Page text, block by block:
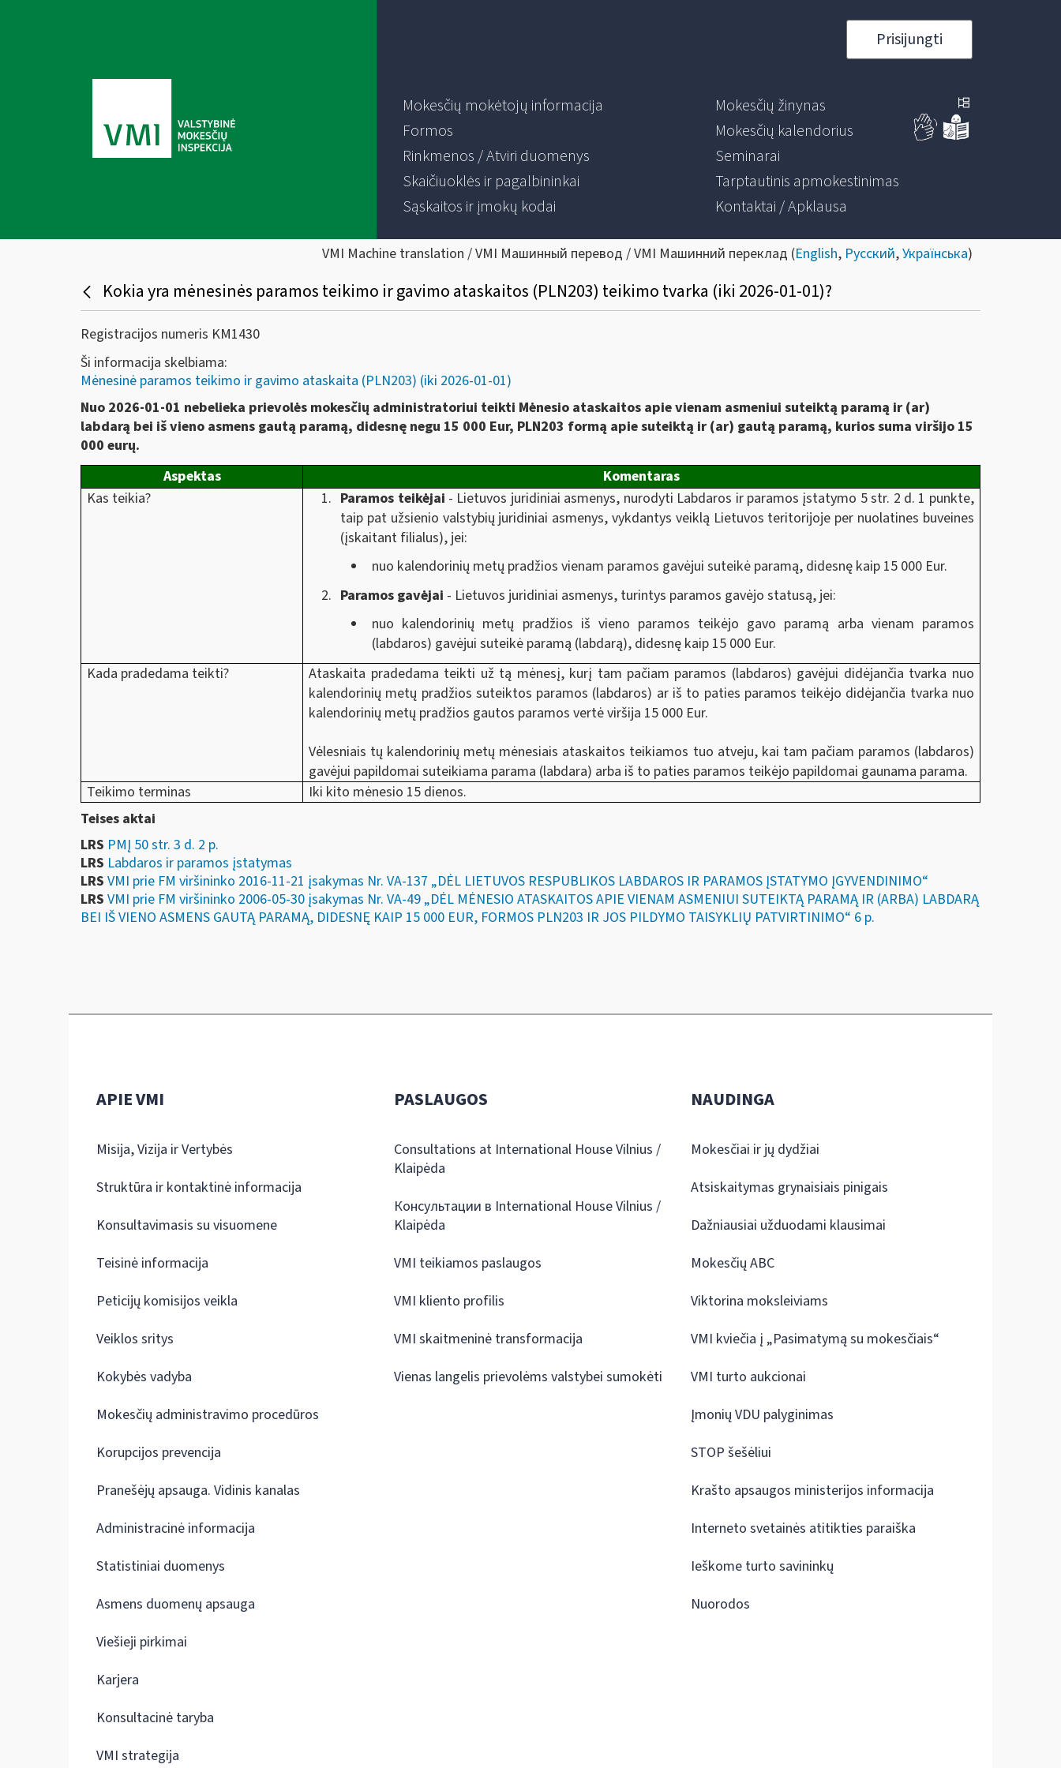
Prisijungti
Mokesčių mokėtojų informacija
Formos
Rinkmenos / Atviri duomenys
Skaičiuoklės ir pagalbininkai
Sąskaitos ir įmokų kodai
Mokesčių žinynas
Mokesčių kalendorius
Seminarai
Tarptautinis apmokestinimas
Kontaktai / Apklausa
VMI Machine translation / VMI Машинный перевод / VMI Машинний переклад (English, Русский,Українська)
Kokia yra mėnesinės paramos teikimo ir gavimo ataskaitos (PLN203) teikimo tvarka (iki 2026-01-01)?
Registracijos numeris KM1430
Ši informacija skelbiama:
Mėnesinė paramos teikimo ir gavimo ataskaita (PLN203) (iki 2026-01-01)
Nuo 2026-01-01 nebelieka prievolės mokesčių administratoriui teikti Mėnesio ataskaitos apie vienam asmeniui suteiktą paramą ir (ar)
labdarą bei iš vieno asmens gautą paramą, didesnę negu 15 000 Eur, PLN203 formą apie suteiktą ir (ar) gautą paramą, kurios suma viršijo 15
000 eurų.
Aspektas
Komentaras
Kas teikia?
Paramos teikėjai - Lietuvos juridiniai asmenys, nurodyti Labdaros ir paramos įstatymo 5 str. 2 d. 1 punkte,
taip pat užsienio valstybių juridiniai asmenys, vykdantys veiklą Lietuvos teritorijoje per nuolatines buveines
(įskaitant filialus), jei:
nuo kalendorinių metų pradžios vienam paramos gavėjui suteikė paramą, didesnę kaip 15 000 Eur.
Paramos gavėjai - Lietuvos juridiniai asmenys, turintys paramos gavėjo statusą, jei:
nuo kalendorinių metų pradžios iš vieno paramos teikėjo gavo paramą arba vienam paramos
(labdaros) gavėjui suteikė paramą (labdarą), didesnę kaip 15 000 Eur.
Kada pradedama teikti?
Ataskaita pradedama teikti už tą mėnesį, kurį tam pačiam paramos (labdaros) gavėjui didėjančia tvarka nuo
kalendorinių metų pradžios suteiktos paramos (labdaros) ar iš to paties paramos teikėjo didėjančia tvarka nuo
kalendorinių metų pradžios gautos paramos vertė viršija 15 000 Eur.
Vėlesniais tų kalendorinių metų mėnesiais ataskaitos teikiamos tuo atveju, kai tam pačiam paramos (labdaros)
gavėjui papildomai suteikiama parama (labdara) arba iš to paties paramos teikėjo papildomai gaunama parama.
Teikimo terminas
Iki kito mėnesio 15 dienos.
Teises aktai
LRS PMĮ 50 str. 3 d. 2 p.
LRS Labdaros ir paramos įstatymas
LRS VMI prie FM viršininko 2016-11-21 įsakymas Nr. VA-137 „DĖL LIETUVOS RESPUBLIKOS LABDAROS IR PARAMOS ĮSTATYMO ĮGYVENDINIMO“
LRS VMI prie FM viršininko 2006-05-30 įsakymas Nr. VA-49 „DĖL MĖNESIO ATASKAITOS APIE VIENAM ASMENIUI SUTEIKTĄ PARAMĄ IR (ARBA) LABDARĄ
BEI IŠ VIENO ASMENS GAUTĄ PARAMĄ, DIDESNĘ KAIP 15 000 EUR, FORMOS PLN203 IR JOS PILDYMO TAISYKLIŲ PATVIRTINIMO“ 6 p.
APIE VMI
Misija, Vizija ir Vertybės
Struktūra ir kontaktinė informacija
Konsultavimasis su visuomene
Teisinė informacija
Peticijų komisijos veikla
Veiklos sritys
Kokybės vadyba
Mokesčių administravimo procedūros
Korupcijos prevencija
Pranešėjų apsauga. Vidinis kanalas
Administracinė informacija
Statistiniai duomenys
Asmens duomenų apsauga
Viešieji pirkimai
Karjera
Konsultacinė taryba
VMI strategija
PASLAUGOS
Consultations at International House Vilnius /
Klaipėda
Консультации в International House Vilnius /
Klaipėda
VMI teikiamos paslaugos
VMI kliento profilis
VMI skaitmeninė transformacija
Vienas langelis prievolėms valstybei sumokėti
NAUDINGA
Mokesčiai ir jų dydžiai
Atsiskaitymas grynaisiais pinigais
Dažniausiai užduodami klausimai
Mokesčių ABC
Viktorina moksleiviams
VMI kviečia į „Pasimatymą su mokesčiais“
VMI turto aukcionai
Įmonių VDU palyginimas
STOP šešėliui
Krašto apsaugos ministerijos informacija
Interneto svetainės atitikties paraiška
Ieškome turto savininkų
Nuorodos